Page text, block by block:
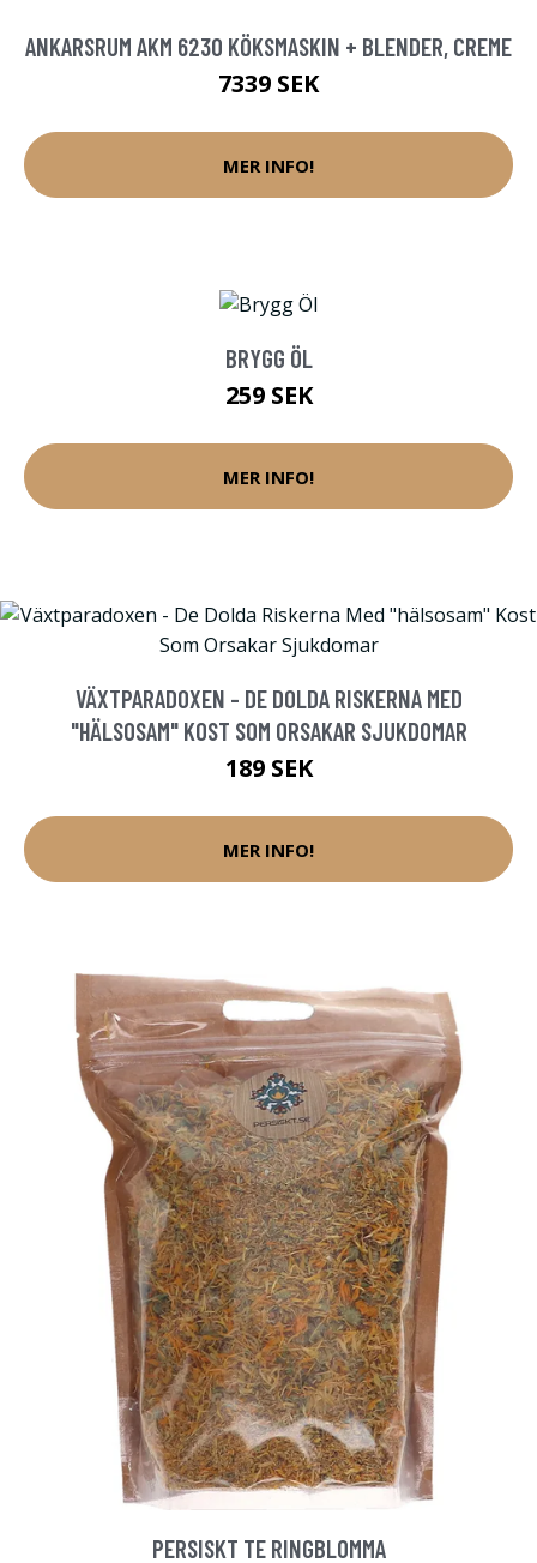
ANKARSRUM AKM 6230 KÖKSMASKIN + BLENDER, CREME
7339 SEK
MER INFO!
BRYGG ÖL
259 SEK
MER INFO!
VÄXTPARADOXEN - DE DOLDA RISKERNA MED
"HÄLSOSAM" KOST SOM ORSAKAR SJUKDOMAR
189 SEK
MER INFO!
PERSISKT TE RINGBLOMMA